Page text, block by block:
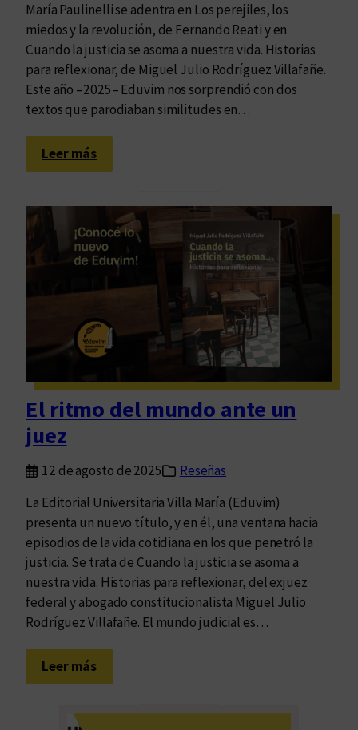
María Paulinelli se adentra en Los perejiles, los
miedos y la revolución, de Fernando Reati y en
Cuando la justicia se asoma a nuestra vida. Historias
para reflexionar, de Miguel Julio Rodríguez Villafañe.
Este año –2025– Eduvim nos sorprendió con dos
textos que parodiaban similitudes en…
Leer más:
L
m
o
e
t
o
d
e
H
s
t
o
r
i
a
y
s
u
r
El ritmo del mundo ante un
juez
12 de agosto de 2025
Reseñas
La Editorial Universitaria Villa María (Eduvim)
presenta un nuevo título, y en él, una ventana hacia
episodios de la vida cotidiana en los que penetró la
justicia. Se trata de Cuando la justicia se asoma a
nuestra vida. Historias para reflexionar, del exjuez
federal y abogado constitucionalista Miguel Julio
Rodríguez Villafañe. El mundo judicial es…
Leer más:
E